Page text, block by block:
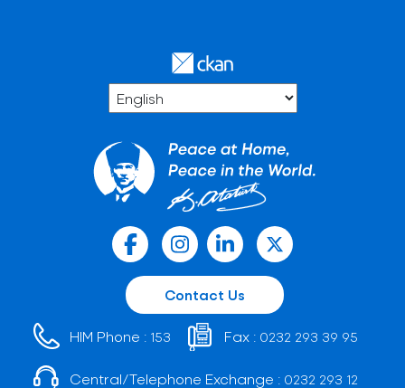
Contact Us
HIM Phone : 153 Fax : 0232 293 39 95
Central/Telephone Exchange : 0232 293 12